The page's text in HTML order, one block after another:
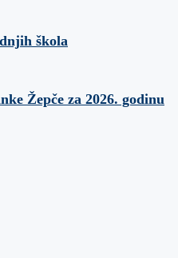
škola
Žepče za 2026. godinu